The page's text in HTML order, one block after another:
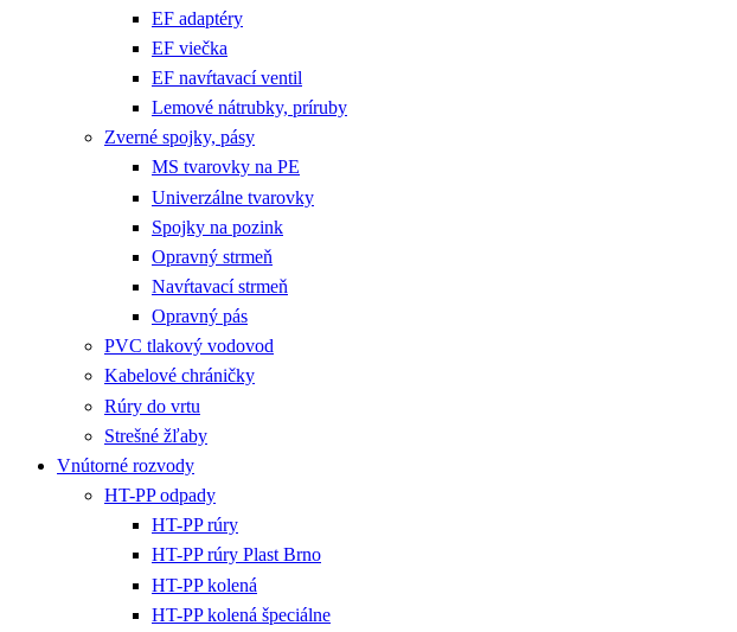
EF adaptéry
EF viečka
EF navŕtavací ventil
Lemové nátrubky, príruby
Zverné spojky, pásy
MS tvarovky na PE
Univerzálne tvarovky
Spojky na pozink
Opravný strmeň
Navŕtavací strmeň
Opravný pás
PVC tlakový vodovod
Kabelové chráničky
Rúry do vrtu
Strešné žľaby
Vnútorné rozvody
HT-PP odpady
HT-PP rúry
HT-PP rúry Plast Brno
HT-PP kolená
HT-PP kolená špeciálne